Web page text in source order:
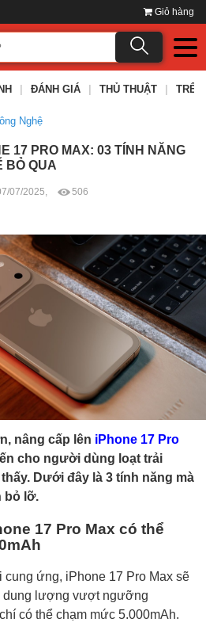
Giỏ hàng
ĐÁNH GIÁ THỦ THUẬT TRÊN
Nghệ
17 PRO MAX: 03 TÍNH NĂNG
BỎ QUA
07/2025, 506
nâng cấp lên iPhone 17 Pro
cho người dùng loạt trải
Dưới đây là 3 tính năng mà
bỏ lỡ.
17 Pro Max có thể
ứng, iPhone 17 Pro Max sẽ
dung lượng vượt ngưỡng
có thể chạm mức 5.000mAh.